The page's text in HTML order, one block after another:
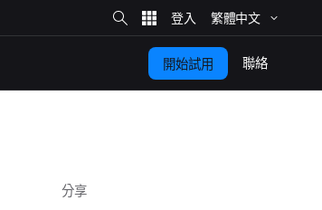
網
站
​搜
繁體​中文
開始​試用 聯絡
分享